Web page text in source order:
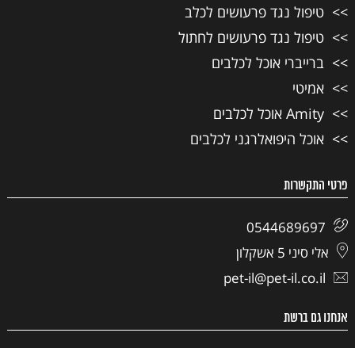
טיפול נגד פרעושים לכלב
טיפול נגד פרעושים לחתול
ברייברי אוכל לכלבים
אמיטי
Amity אוכל לכלבים
אוכל היפואלרגני לכלבים
פרטי התקשרות
0544689697
אלי סיני 5 אשקלון
pet-il@pet-il.co.il
אנחנו גם ברשת